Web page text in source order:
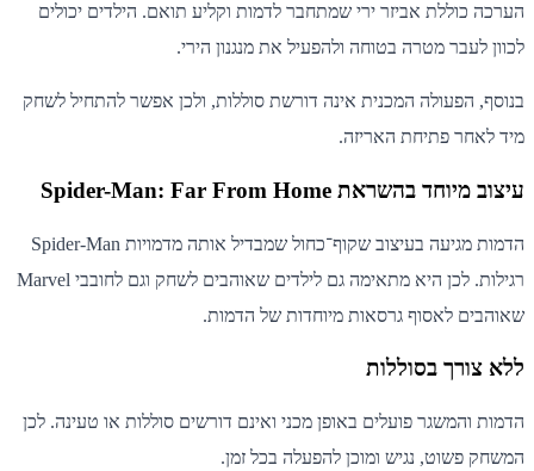
הערכה כוללת אביזר ירי שמתחבר לדמות וקליע תואם. הילדים יכולים
לכוון לעבר מטרה בטוחה ולהפעיל את מנגנון הירי.
בנוסף, הפעולה המכנית אינה דורשת סוללות, ולכן אפשר להתחיל לשחק
מיד לאחר פתיחת האריזה.
עיצוב מיוחד בהשראת Spider-Man: Far From Home
הדמות מגיעה בעיצוב שקוף־כחול שמבדיל אותה מדמויות Spider-Man
רגילות. לכן היא מתאימה גם לילדים שאוהבים לשחק וגם לחובבי Marvel
שאוהבים לאסוף גרסאות מיוחדות של הדמות.
ללא צורך בסוללות
הדמות והמשגר פועלים באופן מכני ואינם דורשים סוללות או טעינה. לכן
המשחק פשוט, נגיש ומוכן להפעלה בכל זמן.